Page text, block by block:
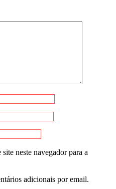
neste navegador para a
adicionais por email.